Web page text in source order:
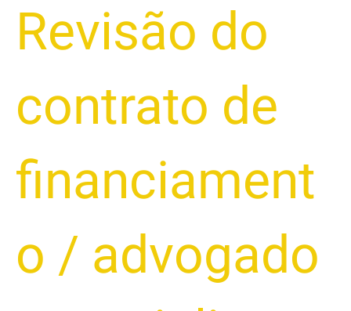
Revisão do
contrato de
financiament
o / advogado